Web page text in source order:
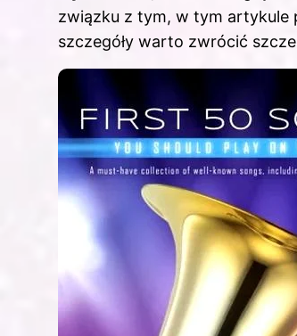
związku z tym, w tym artykule
szczegóły warto zwrócić